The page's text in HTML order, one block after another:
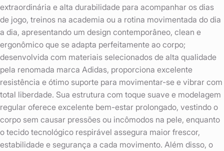
extraordinária e alta durabilidade para acompanhar os dias
de jogo, treinos na academia ou a rotina movimentada do dia
a dia, apresentando um design contemporâneo, clean e
ergonômico que se adapta perfeitamente ao corpo;
desenvolvida com materiais selecionados de alta qualidade
pela renomada marca Adidas, proporciona excelente
resistência e ótimo suporte para movimentar-se e vibrar com
total liberdade. Sua estrutura com toque suave e modelagem
regular oferece excelente bem-estar prolongado, vestindo o
corpo sem causar pressões ou incômodos na pele, enquanto
o tecido tecnológico respirável assegura maior frescor,
estabilidade e segurança a cada movimento. Além disso, o